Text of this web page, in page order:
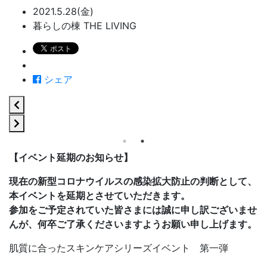
2021.5.28(金)
暮らしの棟 THE LIVING
シェア
【イベント延期のお知らせ】
現在の新型コロナウイルスの感染拡大防止の判断として、
本イベントを延期とさせていただきます。
参加をご予定されていた皆さまには誠に申し訳ございませ
んが、何卒ご了承くださいますようお願い申し上げます。
肌質に合ったスキンケアシリーズイベント 第一弾